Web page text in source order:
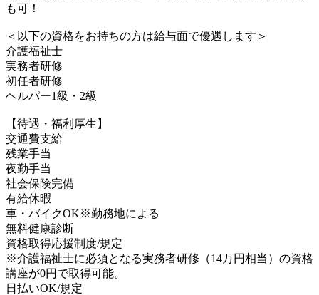
も可！
＜以下の資格をお持ちの方は給与面で優遇します＞
介護福祉士
実務者研修
初任者研修
ヘルパー1級・2級
【待遇・福利厚生】
交通費支給
残業手当
夜勤手当
社会保険完備
有給休暇
車・バイクOK※勤務地による
無料健康診断
資格取得応援制度/規定
※介護福祉士に必須となる実務者研修（14万円相当）の資格
講座が0円で取得可能。
日払いOK/規定